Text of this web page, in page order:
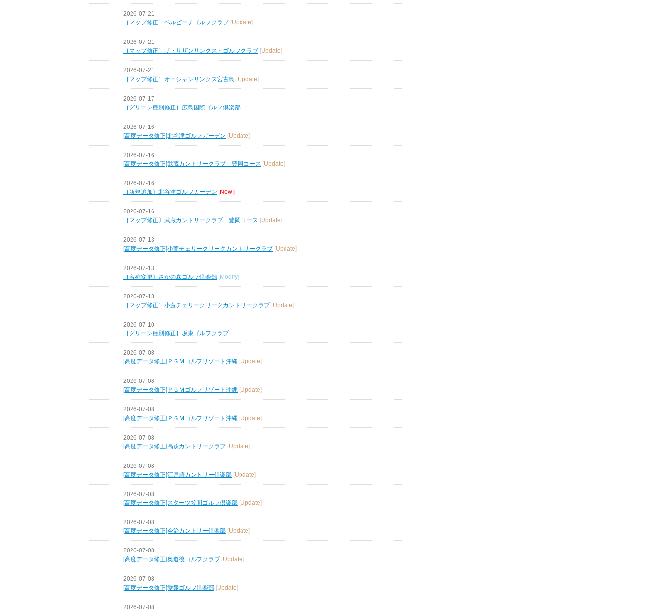
2026-07-21
［マップ修正］ベルビーチゴルフクラブ [Update]
2026-07-21
［マップ修正］ザ・サザンリンクス・ゴルフクラブ [Update]
2026-07-21
［マップ修正］オーシャンリンクス宮古島 [Update]
2026-07-17
［グリーン種別修正］広島国際ゴルフ倶楽部
2026-07-16
[高度データ修正]北谷津ゴルフガーデン [Update]
2026-07-16
[高度データ修正]武蔵カントリークラブ 豊岡コース [Update]
2026-07-16
［新規追加〕北谷津ゴルフガーデン [New!]
2026-07-16
［マップ修正〕武蔵カントリークラブ 豊岡コース [Update]
2026-07-13
[高度データ修正]小萱チェリークリークカントリークラブ [Update]
2026-07-13
［名称変更〕さがの森ゴルフ倶楽部 [Modify]
2026-07-13
［マップ修正］小萱チェリークリークカントリークラブ [Update]
2026-07-10
［グリーン種別修正］坂東ゴルフクラブ
2026-07-08
[高度データ修正]ＰＧＭゴルフリゾート沖縄 [Update]
2026-07-08
[高度データ修正]ＰＧＭゴルフリゾート沖縄 [Update]
2026-07-08
[高度データ修正]ＰＧＭゴルフリゾート沖縄 [Update]
2026-07-08
[高度データ修正]高萩カントリークラブ [Update]
2026-07-08
[高度データ修正]江戸崎カントリー倶楽部 [Update]
2026-07-08
[高度データ修正]スターツ笠間ゴルフ倶楽部 [Update]
2026-07-08
[高度データ修正]今治カントリー倶楽部 [Update]
2026-07-08
[高度データ修正]奥道後ゴルフクラブ [Update]
2026-07-08
[高度データ修正]愛媛ゴルフ倶楽部 [Update]
2026-07-08